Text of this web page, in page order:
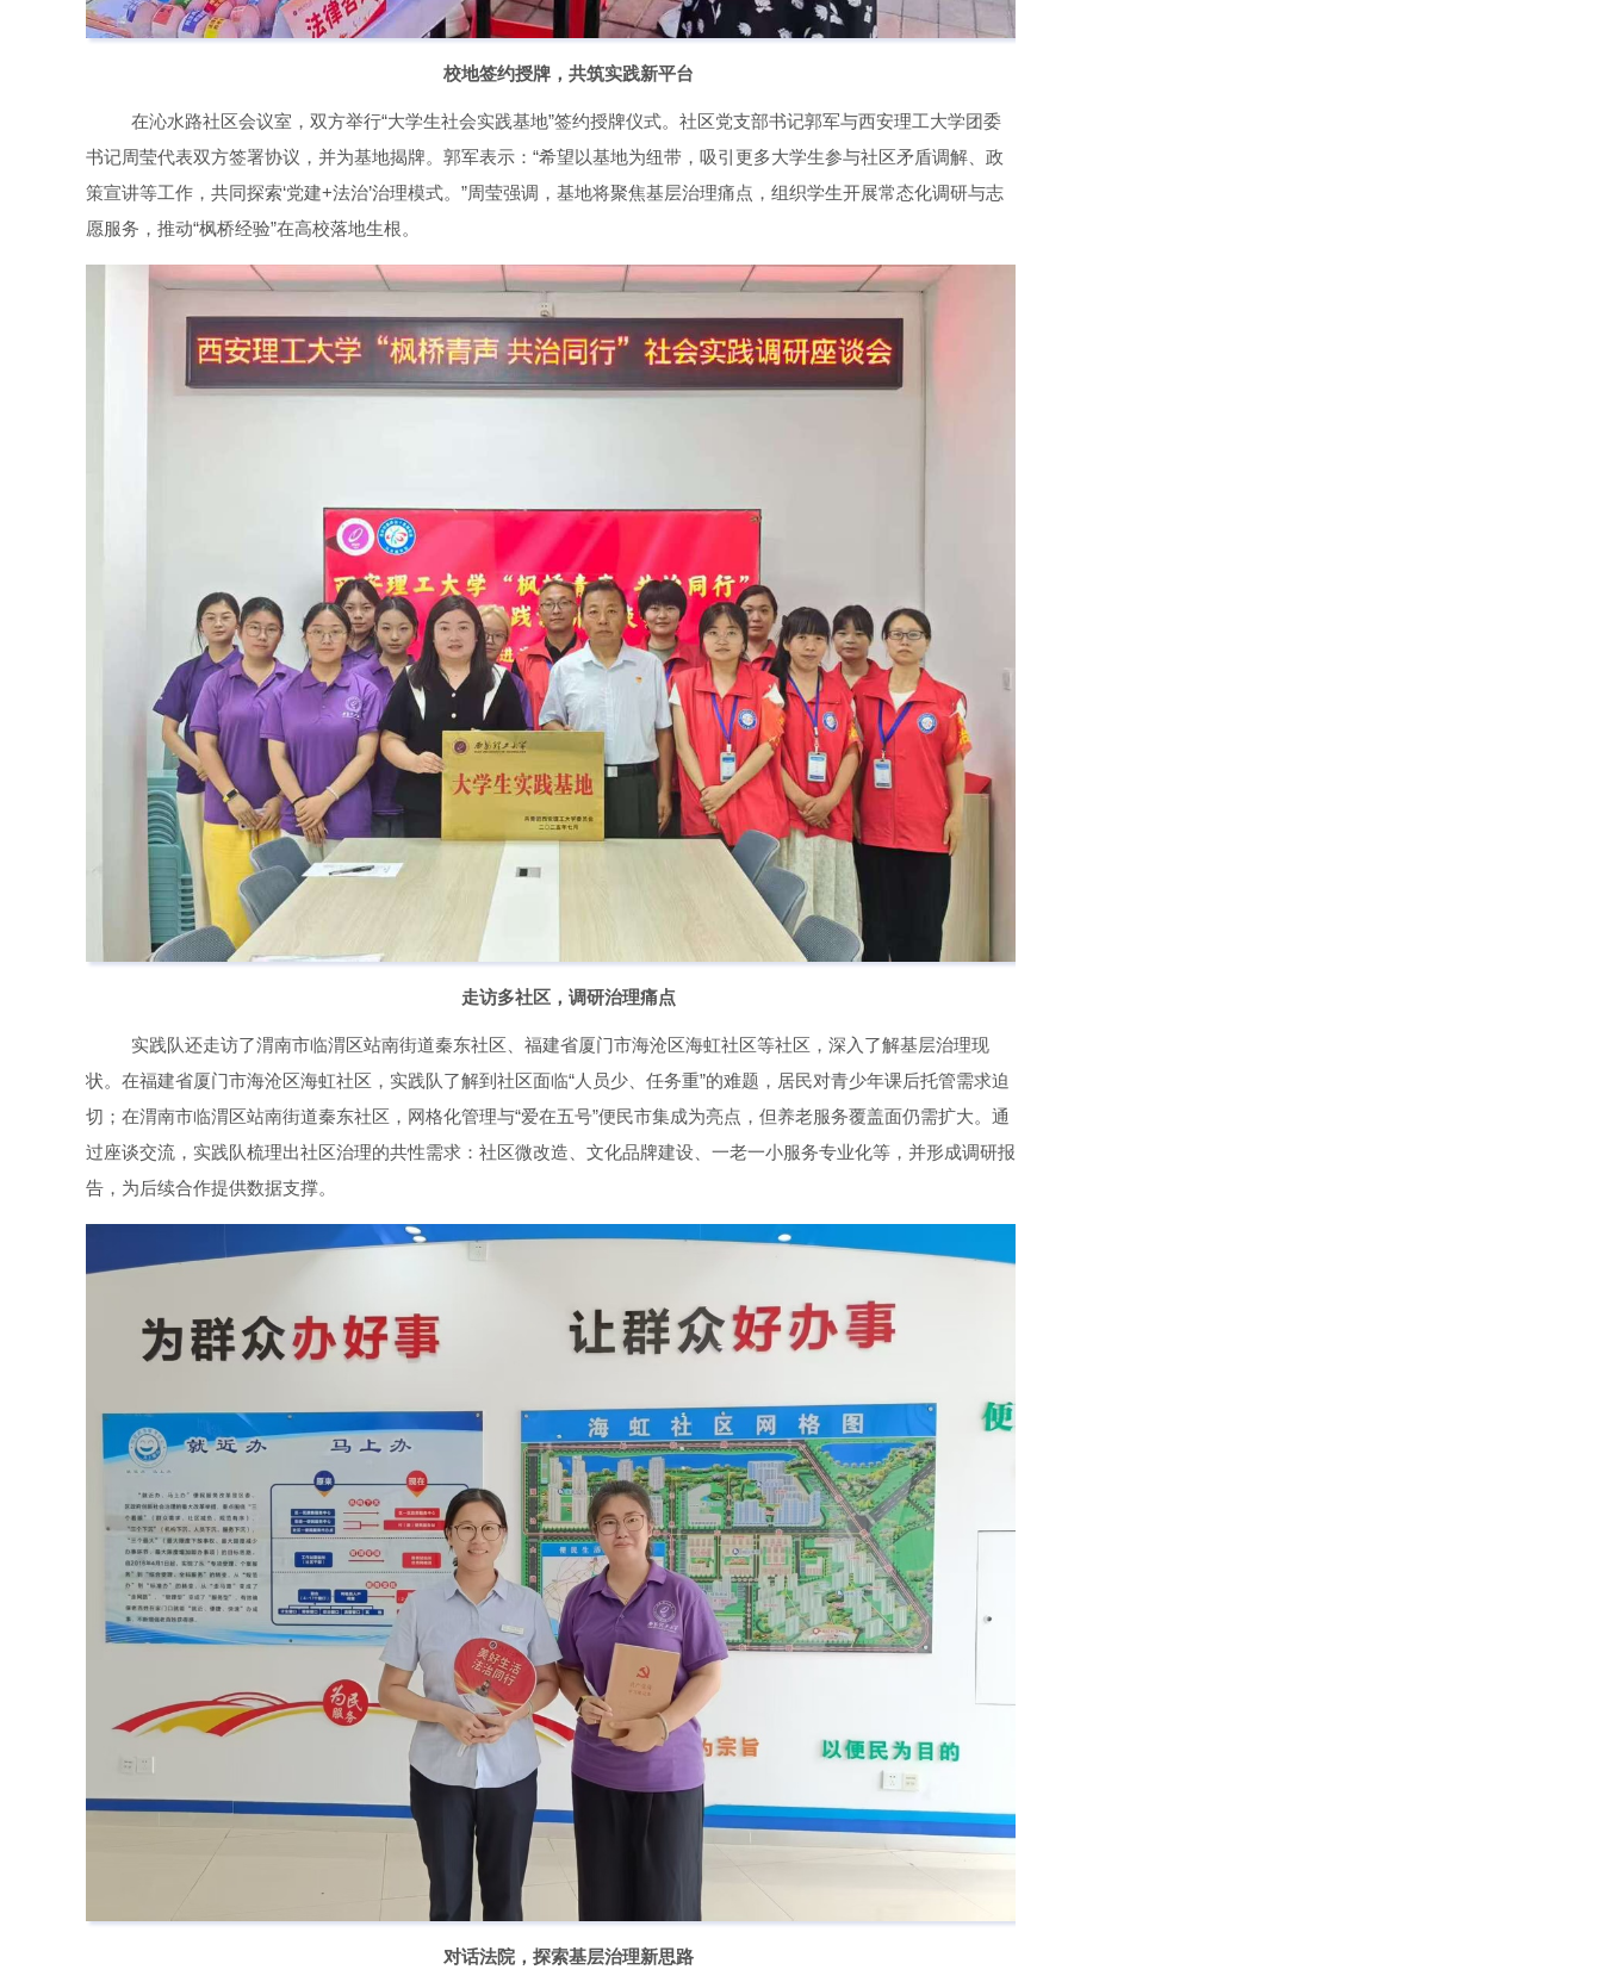
校地签约授牌，共筑实践新平台
在沁水路社区会议室，双方举行“大学生社会实践基地”签约授牌仪式。社区党支部书记郭军与西安理工大学团委
书记周莹代表双方签署协议，并为基地揭牌。郭军表示：“希望以基地为纽带，吸引更多大学生参与社区矛盾调解、政
策宣讲等工作，共同探索‘党建+法治’治理模式。”周莹强调，基地将聚焦基层治理痛点，组织学生开展常态化调研与志
愿服务，推动“枫桥经验”在高校落地生根。
走访多社区，调研治理痛点
实践队还走访了渭南市临渭区站南街道秦东社区、福建省厦门市海沧区海虹社区等社区，深入了解基层治理现
状。在福建省厦门市海沧区海虹社区，实践队了解到社区面临“人员少、任务重”的难题，居民对青少年课后托管需求迫
切；在渭南市临渭区站南街道秦东社区，网格化管理与“爱在五号”便民市集成为亮点，但养老服务覆盖面仍需扩大。通
过座谈交流，实践队梳理出社区治理的共性需求：社区微改造、文化品牌建设、一老一小服务专业化等，并形成调研报
告，为后续合作提供数据支撑。
对话法院，探索基层治理新思路